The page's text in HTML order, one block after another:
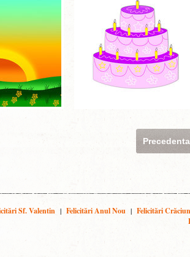
Precedenta
Sf. Valentin | Felicitări Anul Nou | Felicitări